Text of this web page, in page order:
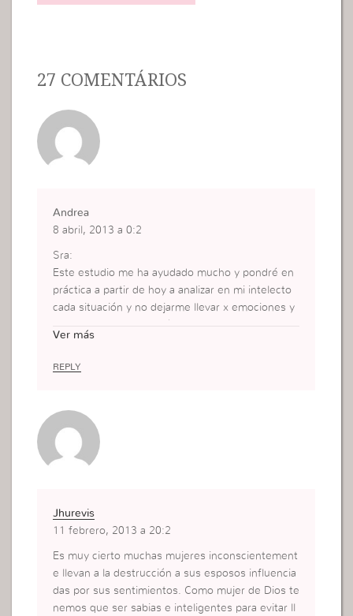
27 COMENTÁRIOS
Andrea
8 abril, 2013 a 0:2
Sra:
Este estudio me ha ayudado mucho y pondré en
práctica a partir de hoy a analizar en mi intelecto
cada situación y no dejarme llevar x emociones y
Ver más
REPLY
Jhurevis
11 febrero, 2013 a 20:2
Es muy cierto muchas mujeres inconscientement
e llevan a la destrucción a sus esposos influencia
das por sus sentimientos. Como mujer de Dios te
nemos que ser sabias e inteligentes para evitar ll